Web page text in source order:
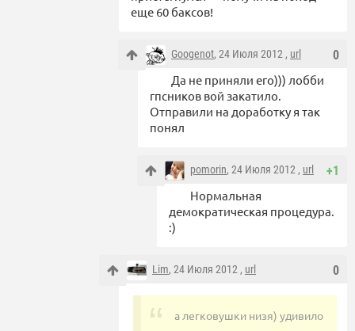
еще 60 баксов!
0
Googenot, 24 Июля 2012 , url
Да не приняли его))) лобби
гпсников вой закатило.
Отправили на доработку я так
понял
+1
pomorin, 24 Июля 2012 , url
Нормальная
демократическая процедура.
:)
0
Lim, 24 Июля 2012 , url
а легковушки низя) удивило